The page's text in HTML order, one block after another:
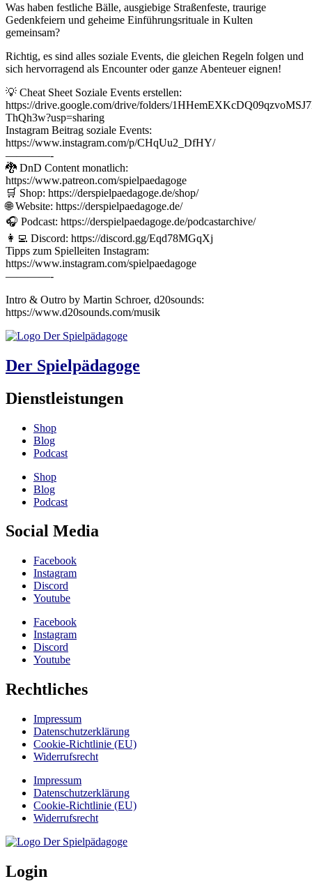
Was haben festliche Bälle, ausgiebige Straßenfeste, traurige
Gedenkfeiern und geheime Einführungsrituale in Kulten
gemeinsam?
Richtig, es sind alles soziale Events, die gleichen Regeln folgen und
sich hervorragend als Encounter oder ganze Abenteuer eignen!
💡 Cheat Sheet Soziale Events erstellen:
https://drive.google.com/drive/folders/
ThQh3w?usp=sharing
Instagram Beitrag soziale Events:
https://www.instagram.com/p/CHqUu2_DfHY/
————-
🐉 DnD Content monatlich:
https://www.patreon.com/spielpaedagoge
🛒 Shop: https://derspielpaedagoge.de/shop/
🌐 Website: https://derspielpaedagoge.de/
🎧 Podcast: https://derspielpaedagoge.de/podcastarchive/
👩‍💻 Discord: https://discord.gg/Eqd78MGqXj
Tipps zum Spielleiten Instagram:
https://www.instagram.com/spielpaedagoge
————-
Intro & Outro by Martin Schroer, d20sounds:
https://www.d20sounds.com/musik
Der Spielpädagoge
Dienstleistungen
Shop
Blog
Podcast
Shop
Blog
Podcast
Social Media
Facebook
Instagram
Discord
Youtube
Facebook
Instagram
Discord
Youtube
Rechtliches
Impressum
Datenschutzerklärung
Cookie-Richtlinie (EU)
Widerrufsrecht
Impressum
Datenschutzerklärung
Cookie-Richtlinie (EU)
Widerrufsrecht
Login